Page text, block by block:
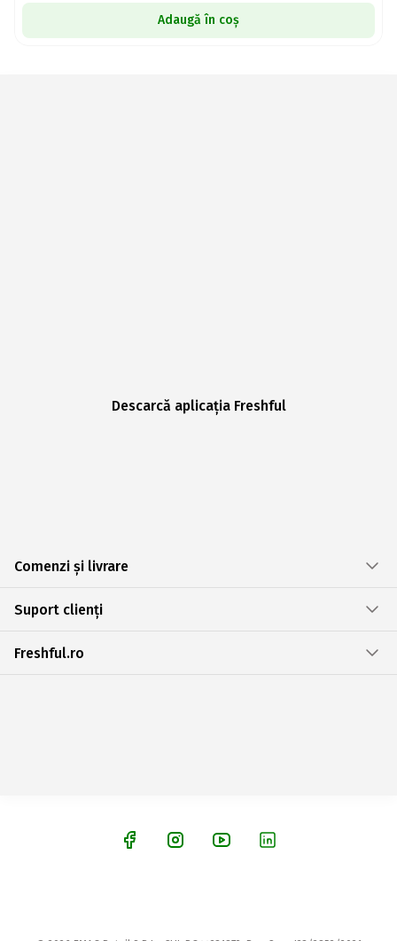
Adaugă în coș
Descarcă aplicația Freshful
Comenzi și livrare
Suport clienți
Freshful.ro